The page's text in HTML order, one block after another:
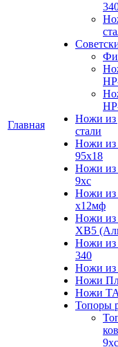
Главная
Ножи из
стали
Ножи из
95х18
Ножи из
9хс
Ножи из
х12мф
Ножи из
ХВ5
Ножи из
340
Ножи из
Ножи
Ножи
Топоры